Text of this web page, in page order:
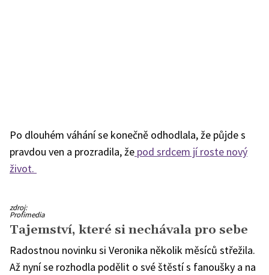
Po dlouhém váhání se konečně odhodlala, že půjde s
pravdou ven a prozradila, že pod srdcem jí roste nový
život.
zdroj:
Profimedia
Tajemství, které si nechávala pro sebe
Radostnou novinku si Veronika několik měsíců střežila.
Až nyní se rozhodla podělit o své štěstí s fanoušky a na